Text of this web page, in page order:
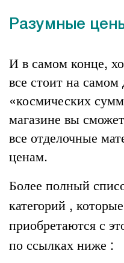
Разумные
И в самом конце,
все стоит на самом
«космических
магазине вы
все отделочные
ценам.
Более полный
категорий ,
приобретаются с
по ссылках ниже :